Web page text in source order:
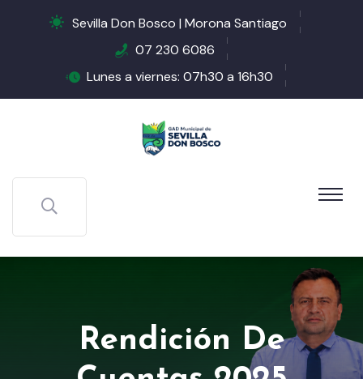
Sevilla Don Bosco | Morona Santiago
07 230 6086
Lunes a viernes: 07h30 a 16h30
Rendición De